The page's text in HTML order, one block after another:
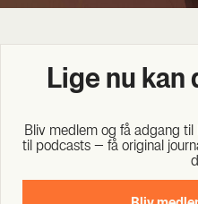
Lige nu kan
Bliv med­lem og få adgang
til podcasts – få ori­gi­nal